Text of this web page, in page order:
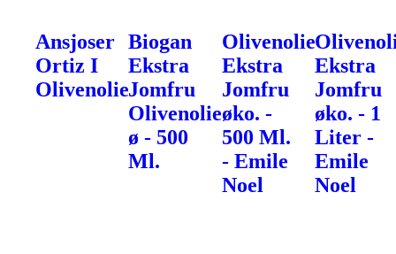
Ansjoser
Ortiz I
Olivenolie
Biogan
Ekstra
Jomfru
Olivenolie
ø - 500
Ml.
Olivenolie
Ekstra
Jomfru
øko. -
500 Ml.
- Emile
Noel
Ekstra
Jomfru
øko. - 1
Liter -
Emile
Noel